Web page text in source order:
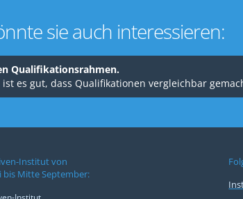
sie auch interessieren:
Qualifikationsrahmen.
ist es gut, dass Qualifikationen vergleichbar
Institut von
bis Mitte September: